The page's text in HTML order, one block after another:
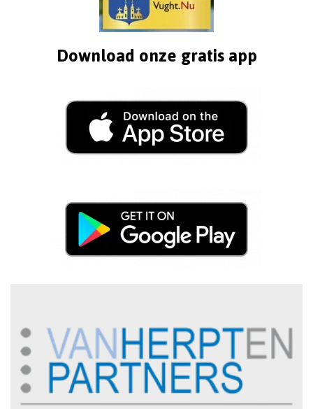
Download onze gratis app